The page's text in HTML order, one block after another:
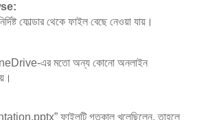
ফোল্ডার থেকে ফাইল বেছে নেওয়া যায়।
এর মতো অন্য কোনো অনলাইন
ফাইলটি গতকাল খুলেছিলেন, তাহলে